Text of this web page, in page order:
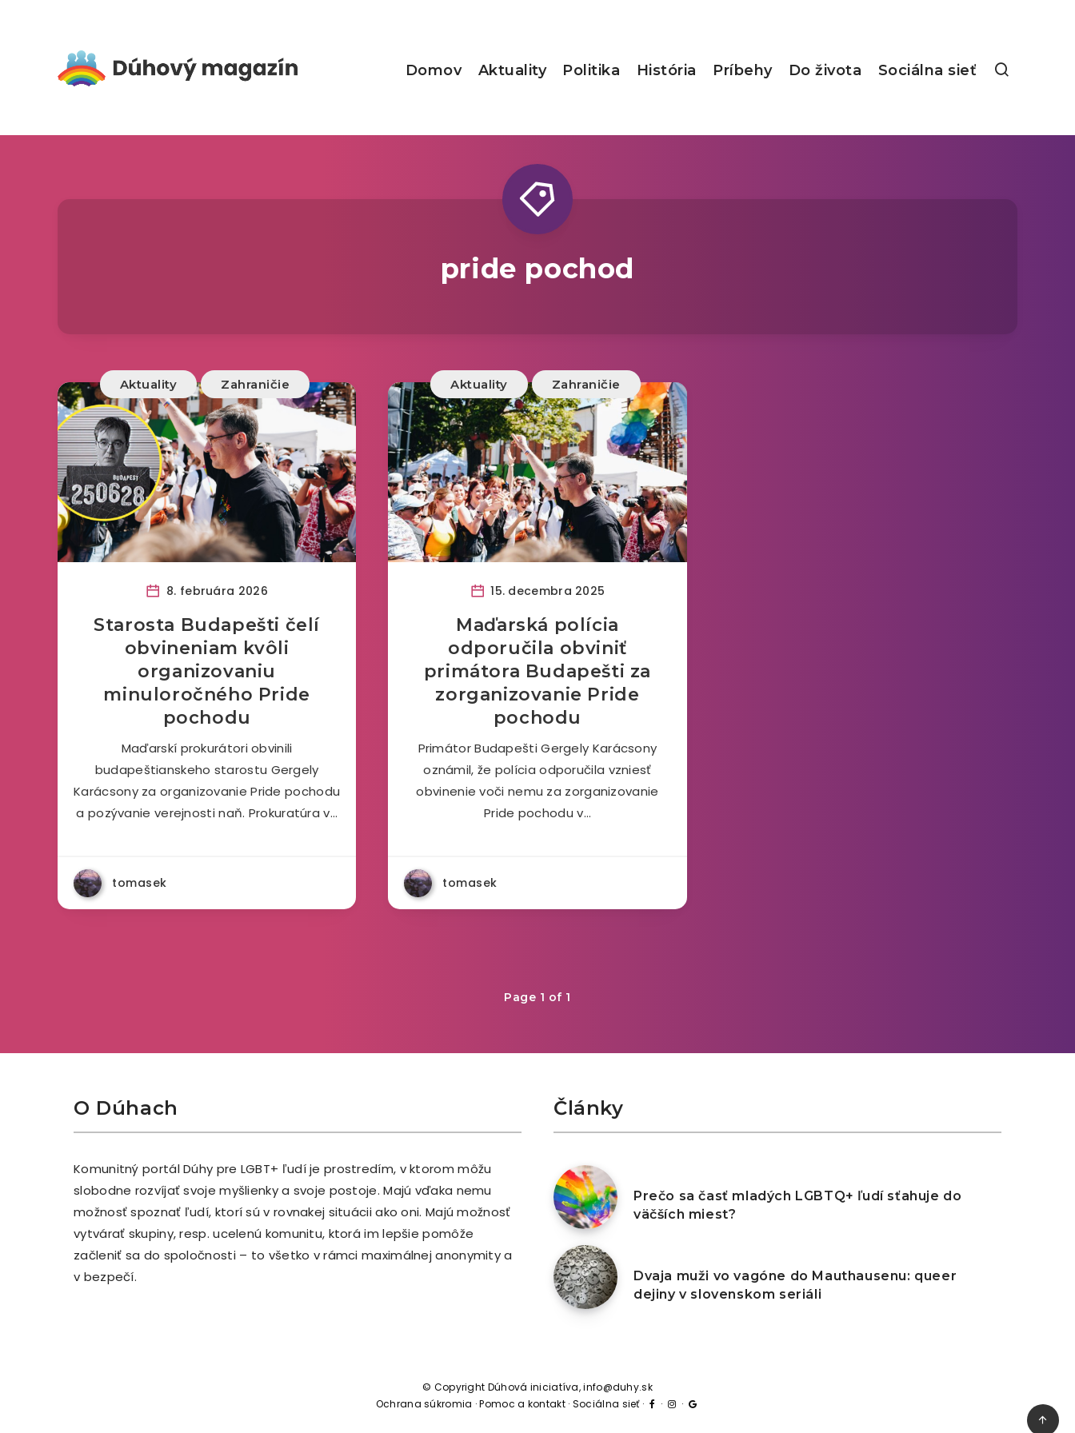
Domov Aktuality Politika História Príbehy Do života Sociálna sieť
pride pochod
Aktuality Zahraničie
8. februára 2026
Starosta Budapešti čelí
obvineniam kvôli
organizovaniu
minuloročného Pride
pochodu
Maďarskí prokurátori obvinili
budapeštianskeho starostu Gergely
Karácsony za organizovanie Pride pochodu
a pozývanie verejnosti naň. Prokuratúra v…
tomasek
Aktuality Zahraničie
15. decembra 2025
Maďarská polícia
odporučila obviniť
primátora Budapešti za
zorganizovanie Pride
pochodu
Primátor Budapešti Gergely Karácsony
oznámil, že polícia odporučila vzniesť
obvinenie voči nemu za zorganizovanie
Pride pochodu v…
tomasek
Page 1 of 1
O Dúhach
Komunitný portál Dúhy pre LGBT+ ľudí je prostredím, v ktorom môžu
slobodne rozvíjať svoje myšlienky a svoje postoje. Majú vďaka nemu
možnosť spoznať ľudí, ktorí sú v rovnakej situácii ako oni. Majú možnosť
vytvárať skupiny, resp. ucelenú komunitu, ktorá im lepšie pomôže
začleniť sa do spoločnosti – to všetko v rámci maximálnej anonymity a
v bezpečí.
Články
Prečo sa časť mladých LGBTQ+ ľudí sťahuje do
väčších miest?
Dvaja muži vo vagóne do Mauthausenu: queer
dejiny v slovenskom seriáli
© Copyright Dúhová iniciatíva, info@duhy.sk
Ochrana súkromia ·Pomoc a kontakt· Sociálna sieť· · ·